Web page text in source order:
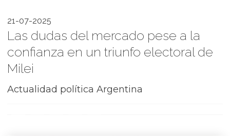
21-07-2025
Las dudas del mercado pese a la
confianza en un triunfo electoral de
Milei
Actualidad política Argentina